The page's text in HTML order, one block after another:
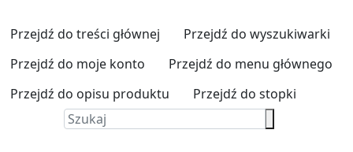
Przejdź do treści głównej
Przejdź do wyszukiwarki
Przejdź do moje konto
Przejdź do menu głównego
Przejdź do opisu produktu
Przejdź do stopki